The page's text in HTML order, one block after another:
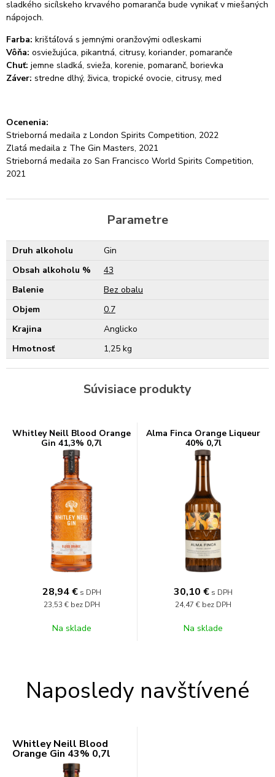
sladkého sicílskeho krvavého pomaranča bude vynikať v miešaných
nápojoch.
Farba: krištáľová s jemnými oranžovými odleskami
Vôňa: osviežujúca, pikantná, citrusy, koriander, pomaranče
Chuť: jemne sladká, svieža, korenie, pomaranč, borievka
Záver: stredne dlhý, živica, tropické ovocie, citrusy, med
Ocenenia:
Strieborná medaila z London Spirits Competition, 2022
Zlatá medaila z The Gin Masters, 2021
Strieborná medaila zo San Francisco World Spirits Competition,
2021
Parametre
Druh alkoholu
Gin
Obsah alkoholu %
43
Balenie
Bez obalu
Objem
0.7
Krajina
Anglicko
Hmotnosť
1,25 kg
Súvisiace produkty
Whitley Neill Blood Orange
Gin 41,3% 0,7l
28,94 € s DPH
23,53 € bez DPH
Na sklade
Alma Finca Orange Liqueur
40% 0,7l
30,10 € s DPH
24,47 € bez DPH
Na sklade
Naposledy navštívené
Whitley Neill Blood
Orange Gin 43% 0,7l